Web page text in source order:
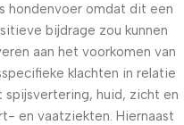
hondenvoer omdat dit een
bijdrage zou kunnen
aan het voorkomen van
klachten in relatie
spijsvertering, huid, zicht en
en vaatziekten. Hiernaast